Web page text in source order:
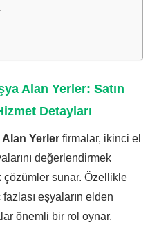
Alan Yerler: Satın
Detayları
Yerler firmalar, ikinci el
değerlendirmek
çözümler sunar. Özellikle
eşyaların elden
önemli bir rol oynar.